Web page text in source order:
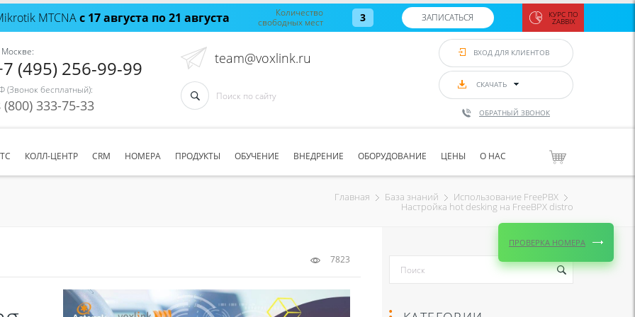
MTCNAс 17 августа по 21 августа
Количество
свободных мест
3 ЗАПИСАТЬСЯ КУРС ПО
ZABBIX
ВХОД ДЛЯ КЛИЕНТОВ
СКАЧАТЬ
ОБРАТНЫЙ ЗВОНОК
(495) 256-99-99
(Звонок бесплатный):
(800) 333-75-33
team@voxlink.ru
КОЛЛ-ЦЕНТР CRM НОМЕРА ПРОДУКТЫ ОБУЧЕНИЕ ВНЕДРЕНИЕ ОБОРУДОВАНИЕ ЦЕНЫ О НАС
Главная База знаний Использование FreePBX
Настройка hot desking на FreeBPX distro
7823
ПРОВЕРКА НОМЕРА